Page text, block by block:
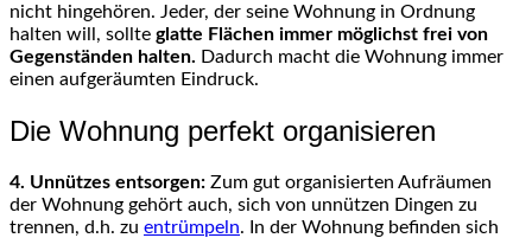
nicht hingehören. Jeder, der seine Wohnung in Ordnung
halten will, sollte glatte Flächen immer möglichst frei von
Gegenständen halten. Dadurch macht die Wohnung immer
einen aufgeräumten Eindruck.
Die Wohnung perfekt organisieren
4. Unnützes entsorgen: Zum gut organisierten Aufräumen
der Wohnung gehört auch, sich von unnützen Dingen zu
trennen, d.h. zu entrümpeln. In der Wohnung befinden sich